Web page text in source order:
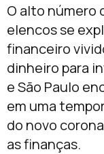
O alto número
elencos se
financeiro
dinheiro para
e São Paulo
em uma
do novo
as finanças.